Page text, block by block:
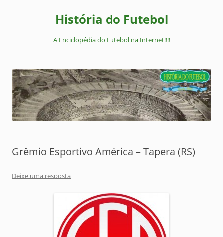
História do Futebol
A Enciclopédia do Futebol na Internet!!!!
Grêmio Esportivo América – Tapera (RS)
Deixe uma resposta